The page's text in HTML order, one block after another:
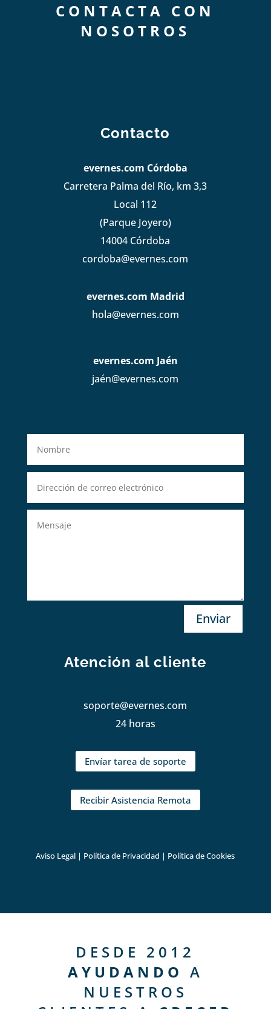
CONTACTA CON
NOSOTROS
Contacto
evernes.com Córdoba
Carretera Palma del Río, km 3,3
Local 112
(Parque Joyero)
14004 Córdoba
cordoba@evernes.com
evernes.com Madrid
hola@evernes.com
evernes.com Jaén
jaén@evernes.com
Enviar
Atención al cliente
soporte@evernes.com
24 horas
Envíar tarea de soporte
Recibir Asistencia Remota
Aviso Legal | Política de Privacidad | Política de Cookies
DESDE 2012
AYUDANDO A
NUESTROS